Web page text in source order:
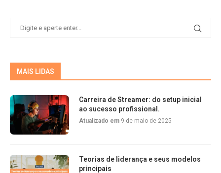
MAIS LIDAS
Carreira de Streamer: do setup inicial
ao sucesso profissional.
Atualizado em 9 de maio de 2025
Teorias de liderança e seus modelos
principais